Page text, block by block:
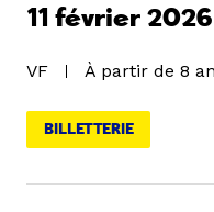
11 février
VF À partir de 8
BILLETTERIE